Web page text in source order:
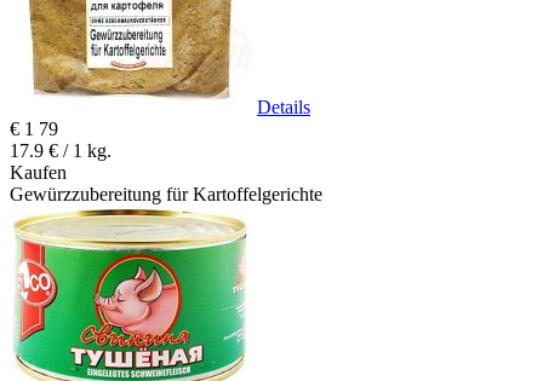
Details
€ 1 79
17.9 € / 1 kg.
Kaufen
Gewürzzubereitung für Kartoffelgerichte